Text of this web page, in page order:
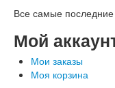
Все самые последние
Мой
Мои заказы
Моя корзина